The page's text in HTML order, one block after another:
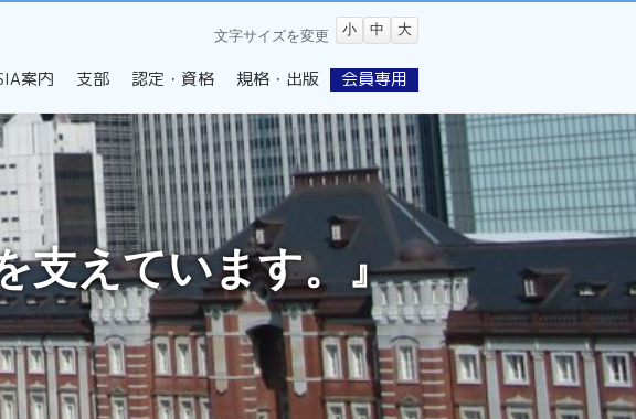
文字サイズを変更 小 中 大
案内 支部 認定・資格 規格・出版 会員専用